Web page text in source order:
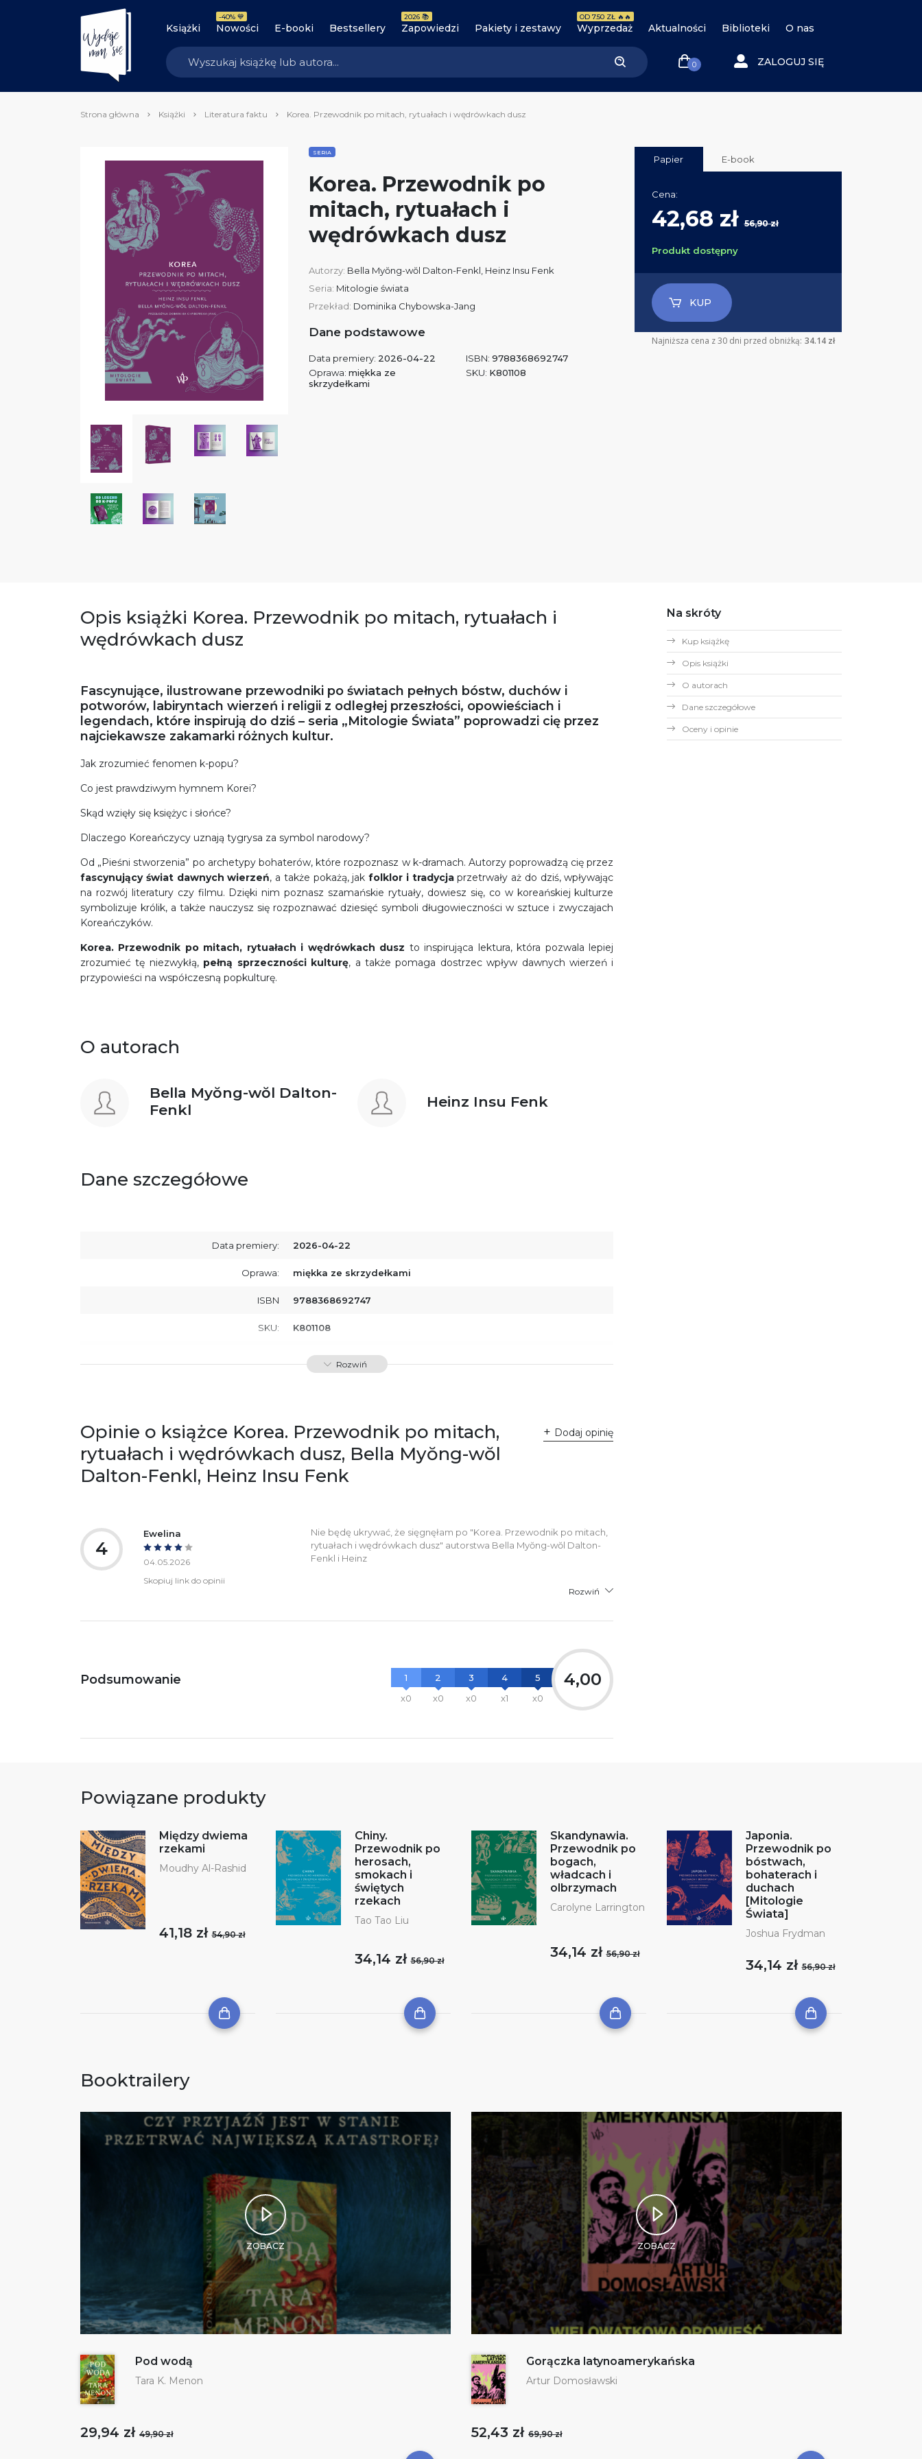
Książki Nowości
-40% 💙
E-booki Bestsellery Zapowiedzi
2026 📚
Pakiety i zestawy Wyprzedaż
OD 7.50 ZŁ 🔥🔥
Aktualności Biblioteki O nas
0 ZALOGUJ SIĘ
Strona główna Książki Literatura faktu Korea. Przewodnik po mitach, rytuałach i wędrówkach dusz
SERIA
Korea. Przewodnik po
mitach, rytuałach i
wędrówkach dusz
Autorzy: Bella Myŏng-wŏl Dalton-Fenkl Heinz Insu Fenk
Seria: Mitologie świata
Przekład: Dominika Chybowska-Jang
Dane podstawowe
Data premiery: 2026-04-22
Oprawa: miękka ze
skrzydełkami
ISBN: 9788368692747
SKU: K801108
Papier E-book
Cena:
42,68 zł56,90 zł
Produkt dostępny
KUP
Najniższa cena z 30 dni przed obniżką: 34.14 zł
Opis książki Korea. Przewodnik po mitach, rytuałach i
wędrówkach dusz
Fascynujące, ilustrowane przewodniki po światach pełnych bóstw, duchów i
potworów, labiryntach wierzeń i religii z odległej przeszłości, opowieściach i
legendach, które inspirują do dziś – seria „Mitologie Świata” poprowadzi cię przez
najciekawsze zakamarki różnych kultur.
Jak zrozumieć fenomen k-popu?
Co jest prawdziwym hymnem Korei?
Skąd wzięły się księżyc i słońce?
Dlaczego Koreańczycy uznają tygrysa za symbol narodowy?
Od „Pieśni stworzenia” po archetypy bohaterów, które rozpoznasz w k-dramach. Autorzy poprowadzą cię przez
fascynujący świat dawnych wierzeń, a także pokażą, jak folklor i tradycjaprzetrwały aż do dziś, wpływając
na rozwój literatury czy filmu. Dzięki nim poznasz szamańskie rytuały, dowiesz się, co w koreańskiej kulturze
symbolizuje królik, a także nauczysz się rozpoznawać dziesięć symboli długowieczności w sztuce i zwyczajach
Koreańczyków.
Korea. Przewodnik po mitach, rytuałach i wędrówkach dusz to inspirująca lektura, która pozwala lepiej
zrozumieć tę niezwykłą, pełną sprzeczności kulturę, a także pomaga dostrzec wpływ dawnych wierzeń i
przypowieści na współczesną popkulturę.
O autorach
Bella Myŏng-wŏl Dalton-
Fenkl
Heinz Insu Fenk
Dane szczegółowe
Data premiery: 2026-04-22
Oprawa: miękka ze skrzydełkami
ISBN 9788368692747
SKU: K801108
zgodność produktu z przepisami:
Wydawnictwo Poznańskie Sp. z o.o.
ul. Fredry 8
Ostrzeżenia oraz informacje dotyczące
bezpieczeństwa:
Załącznik PDF
Rozwiń
Opinie o książce Korea. Przewodnik po mitach,
rytuałach i wędrówkach dusz, Bella Myŏng-wŏl
Dalton-Fenkl, Heinz Insu Fenk
Dodaj opinię
4
Ewelina
04.05.2026
Skopiuj link do opinii
Nie będę ukrywać, że sięgnęłam po "Korea. Przewodnik po mitach,
rytuałach i wędrówkach dusz" autorstwa Bella Myŏng-wŏl Dalton-
Fenkl i Heinz
Rozwiń
Podsumowanie
1
x0
2
x0
3
x0
4
x1
5
x0
4,00
Na skróty
Kup książkę
Opis książki
O autorach
Dane szczegółowe
Oceny i opinie
Powiązane produkty
Między dwiema
rzekami
Moudhy Al-Rashid
41,18 zł54,90 zł
Chiny.
Przewodnik po
herosach,
smokach i
świętych
rzekach
Tao Tao Liu
34,14 zł56,90 zł
Skandynawia.
Przewodnik po
bogach,
władcach i
olbrzymach
Carolyne Larrington
34,14 zł56,90 zł
Japonia.
Przewodnik po
bóstwach,
bohaterach i
duchach
[Mitologie
Świata]
Joshua Frydman
34,14 zł56,90 zł
Booktrailery
ZOBACZ
Pod wodą
Tara K. Menon
29,94 zł 49,90 zł
ZOBACZ
Gorączka latynoamerykańska
Artur Domosławski
52,43 zł 69,90 zł